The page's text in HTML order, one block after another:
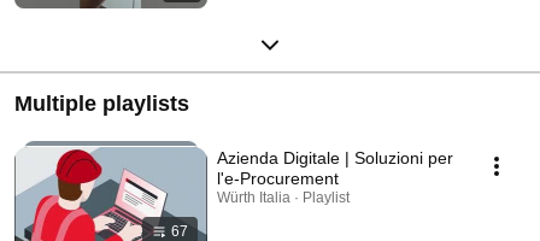
Multiple playlists
67
Azienda Digitale | Soluzioni per
l'e-Procurement
Würth Italia · Playlist